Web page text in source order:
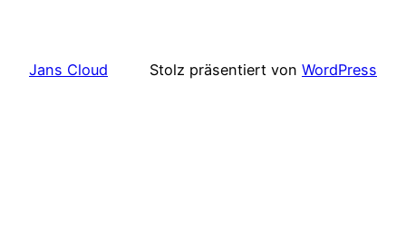
Jans Cloud Stolz präsentiert von WordPress